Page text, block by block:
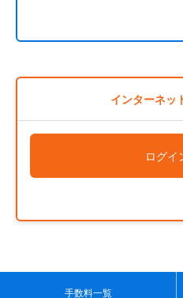
インターネッ
ログイ
手数料一覧